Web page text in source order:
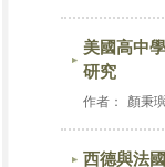
美國高中
研究
作者： 顏秉
西德與法